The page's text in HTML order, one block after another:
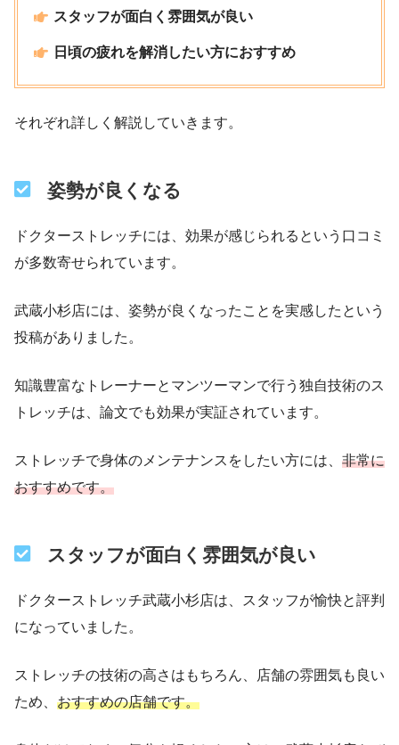
スタッフが面白く雰囲気が良い
日頃の疲れを解消したい方におすすめ
それぞれ詳しく解説していきます。
姿勢が良くなる
ドクターストレッチには、効果が感じられるという口コミ
が多数寄せられています。
武蔵小杉店には、姿勢が良くなったことを実感したという
投稿がありました。
知識豊富なトレーナーとマンツーマンで行う独自技術のス
トレッチは、論文でも効果が実証されています。
ストレッチで身体のメンテナンスをしたい方には、 非常に
おすすめです。
スタッフが面白く雰囲気が良い
ドクターストレッチ武蔵小杉店は、スタッフが愉快と評判
になっていました。
ストレッチの技術の高さはもちろん、店舗の雰囲気も良い
ため、 おすすめの店舗です。